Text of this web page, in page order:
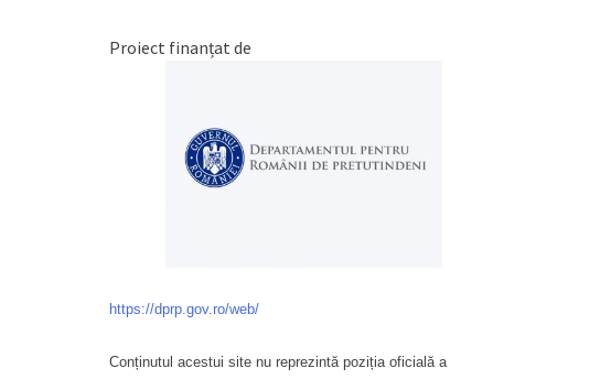
Proiect finanțat de
https://dprp.gov.ro/web/
Conținutul acestui site nu reprezintă poziția oficială a